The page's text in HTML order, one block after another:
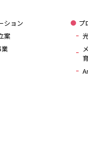
ション
案
プ